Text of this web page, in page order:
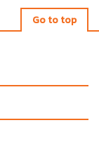
Go to top